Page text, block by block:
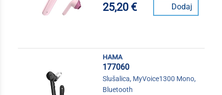
25,20 € Dodaj
hama
177060
Slušalica, MyVoice1300 Mono,
Bluetooth